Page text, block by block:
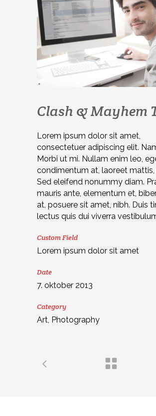
Clash & Mayhem
Lorem ipsum dolor sit amet,
consectetuer adipiscing elit.
Morbi ut mi. Nullam enim leo,
condimentum at, laoreet mattis,
Sed eleifend nonummy diam.
mauris ante, elementum et,
at, posuere sit amet, nibh. Duis
lectus quis dui viverra
Custom Field
Lorem ipsum dolor sit amet
Date
7. oktober 2013
Category
Art, Photography